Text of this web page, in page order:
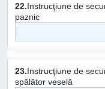
22.Instrucţiune de
paznic
23.Instrucţiune de
spălător veselă